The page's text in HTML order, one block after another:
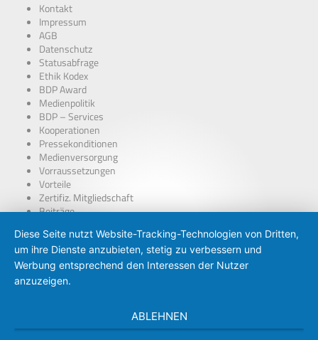
Kontakt
Impressum
AGB
Datenschutz
Statusabfrage
Ethik Kodex
BDP Award
Medienpolitik
BDP – Services
Kooperationen
Pressekonditionen
Medienversorgung
Vorraussetzungen
Vorteile
Zertifiz. Mitgliedschaft
Beiträge
BDP – Presseausweis
Presse-PKW Schild
Zertifizierung
Diese Seite nutzt Website-Tracking-Technologien von Dritten,
um ihre Dienste anzubieten, stetig zu verbessern und
Werbung entsprechend den Interessen der Nutzer
anzuzeigen.
ABLEHNEN